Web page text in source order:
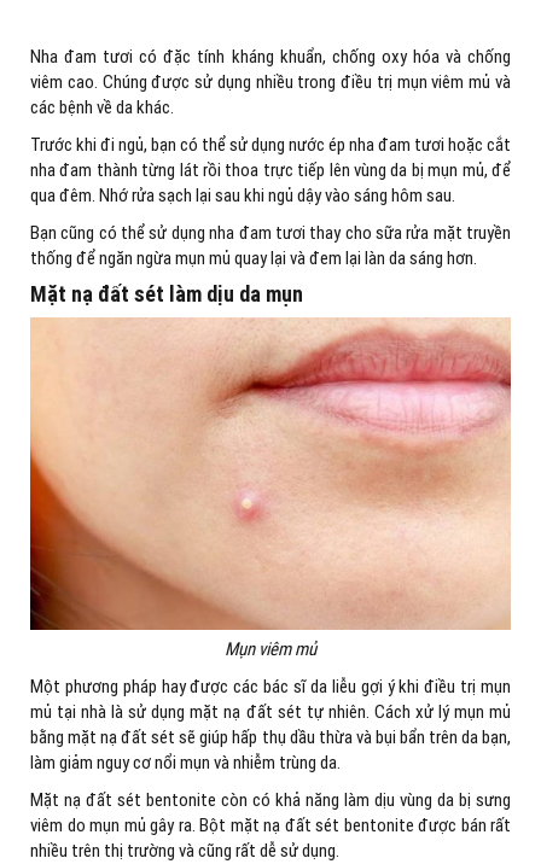
Nha đam tươi có đặc tính kháng khuẩn, chống oxy hóa và chống
viêm cao. Chúng được sử dụng nhiều trong điều trị mụn viêm mủ và
các bệnh về da khác.
Trước khi đi ngủ, bạn có thể sử dụng nước ép nha đam tươi hoặc cắt
nha đam thành từng lát rồi thoa trực tiếp lên vùng da bị mụn mủ, để
qua đêm. Nhớ rửa sạch lại sau khi ngủ dậy vào sáng hôm sau.
Bạn cũng có thể sử dụng nha đam tươi thay cho sữa rửa mặt truyền
thống để ngăn ngừa mụn mủ quay lại và đem lại làn da sáng hơn.
Mặt nạ đất sét làm dịu da mụn
Mụn viêm mủ
Một phương pháp hay được các bác sĩ da liễu gợi ý khi điều trị mụn
mủ tại nhà là sử dụng mặt nạ đất sét tự nhiên. Cách xử lý mụn mủ
bằng mặt nạ đất sét sẽ giúp hấp thụ dầu thừa và bụi bẩn trên da bạn,
làm giảm nguy cơ nổi mụn và nhiễm trùng da.
Mặt nạ đất sét bentonite còn có khả năng làm dịu vùng da bị sưng
viêm do mụn mủ gây ra. Bột mặt nạ đất sét bentonite được bán rất
nhiều trên thị trường và cũng rất dễ sử dụng.